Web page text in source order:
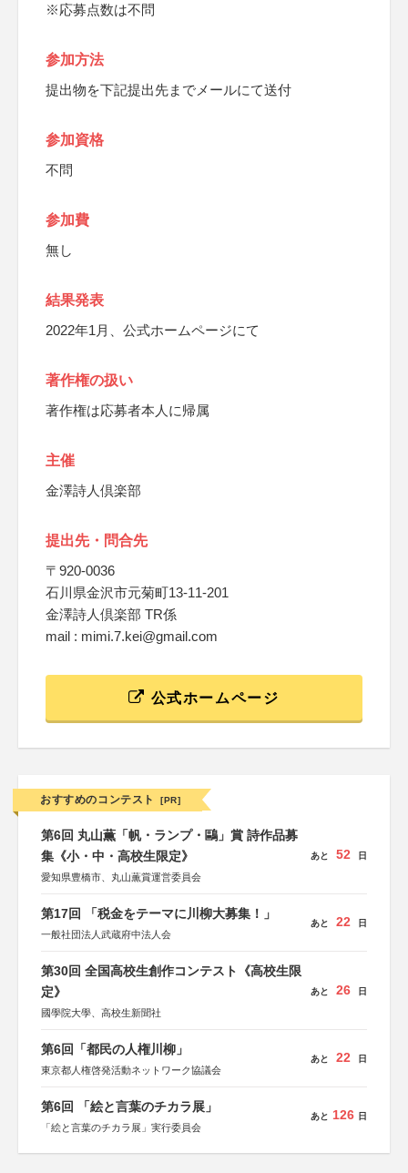
※応募点数は不問
参加方法
提出物を下記提出先までメールにて送付
参加資格
不問
参加費
無し
結果発表
2022年1月、公式ホームページにて
著作権の扱い
著作権は応募者本人に帰属
主催
金澤詩人倶楽部
提出先・問合先
〒920‐0036
石川県金沢市元菊町13‐11‐201
金澤詩人倶楽部 TR係
mail : mimi.7.kei@gmail.com
公式ホームページ
おすすめのコンテスト [PR]
第6回 丸山薫「帆・ランプ・鷗」賞 詩作品募
集《小・中・高校生限定》
愛知県豊橋市、丸山薫賞運営委員会
あと 52 日
第17回 「税金をテーマに川柳大募集！」
一般社団法人武蔵府中法人会
あと 22 日
第30回 全国高校生創作コンテスト《高校生限
定》
國學院大學、高校生新聞社
あと 26 日
第6回「都民の人権川柳」
東京都人権啓発活動ネットワーク協議会
あと 22 日
第6回 「絵と言葉のチカラ展」
「絵と言葉のチカラ展」実行委員会
あと 126 日